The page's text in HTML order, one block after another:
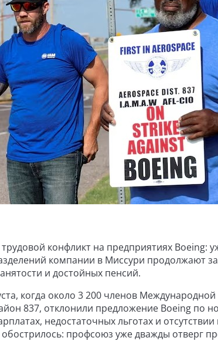
конфликт на предприятиях Boeing:
компании в Миссури продолжают
и достойных пенсий.
когда около 3 200 членов
837, отклонили предложение Boeing по
недостаточных льготах и
профсоюз уже дважды отверг